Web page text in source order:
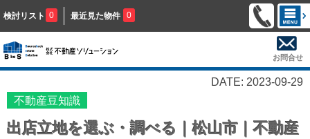
検討リスト 0 最近見た物件 0
お問合せ
DATE: 2023-09-29
不動産豆知識
出店立地を選ぶ・調べる｜松山市｜不動産